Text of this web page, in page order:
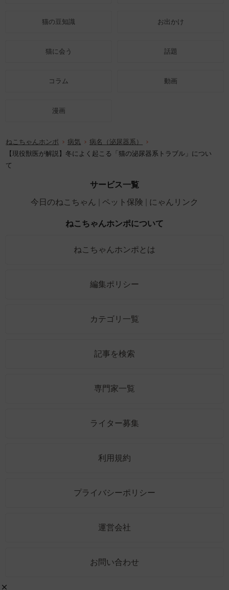
猫の豆知識 お出かけ
猫に会う 話題
コラム 動画
漫画
ねこちゃんホンポ 病気
病名（泌尿器系）
【現役獣医が解説】冬によく起こる「猫の泌尿器系トラブル」につい
て
サービス一覧
今日のねこちゃん
ペット保険 にゃんリンク
ねこちゃんホンポについて
ねこちゃんホンポとは
編集ポリシー
カテゴリ一覧
記事を検索
専門家一覧
ライター募集
利用規約
プライバシーポリシー
運営会社
お問い合わせ